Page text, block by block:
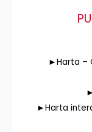
►Harta –
►Harta